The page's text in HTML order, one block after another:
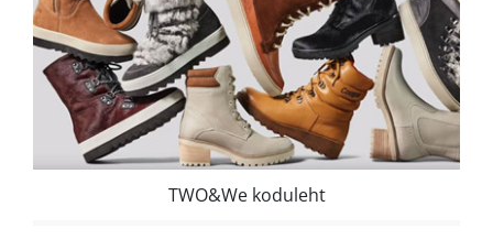
TWO&We koduleht